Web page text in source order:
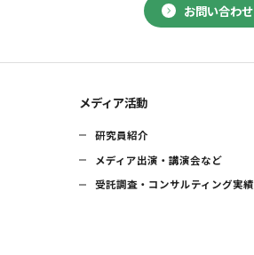
お問い合わせ
メディア活動
研究員紹介
メディア出演・講演会など
受託調査・コンサルティング実績